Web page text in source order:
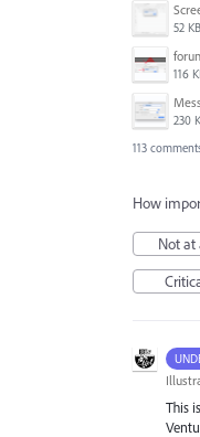
52 KB
116
230
113
How
Not at
This